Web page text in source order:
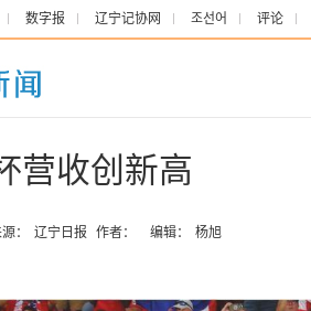
数字报 辽宁记协网 조선어 评论
营收创新高
： 辽宁日报 作者： 编辑： 杨旭